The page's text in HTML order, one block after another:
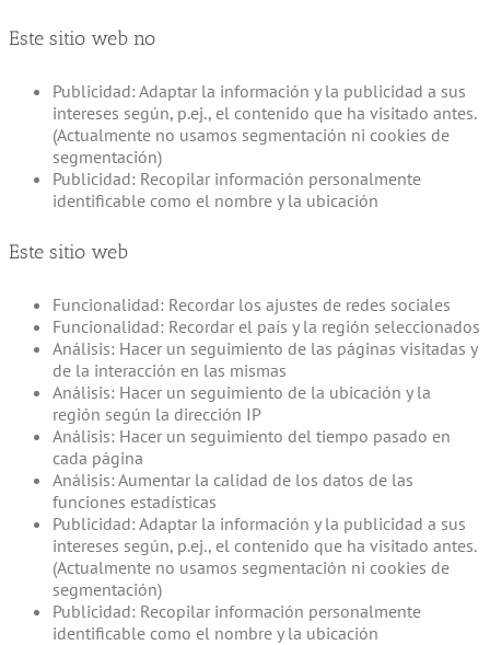
Este sitio web no
Publicidad: Adaptar la información y la publicidad a sus
intereses según, p.ej., el contenido que ha visitado antes.
(Actualmente no usamos segmentación ni cookies de
segmentación)
Publicidad: Recopilar información personalmente
identificable como el nombre y la ubicación
Este sitio web
Funcionalidad: Recordar los ajustes de redes sociales
Funcionalidad: Recordar el país y la región seleccionados
Análisis: Hacer un seguimiento de las páginas visitadas y
de la interacción en las mismas
Análisis: Hacer un seguimiento de la ubicación y la
región según la dirección IP
Análisis: Hacer un seguimiento del tiempo pasado en
cada página
Análisis: Aumentar la calidad de los datos de las
funciones estadísticas
Publicidad: Adaptar la información y la publicidad a sus
intereses según, p.ej., el contenido que ha visitado antes.
(Actualmente no usamos segmentación ni cookies de
segmentación)
Publicidad: Recopilar información personalmente
identificable como el nombre y la ubicación